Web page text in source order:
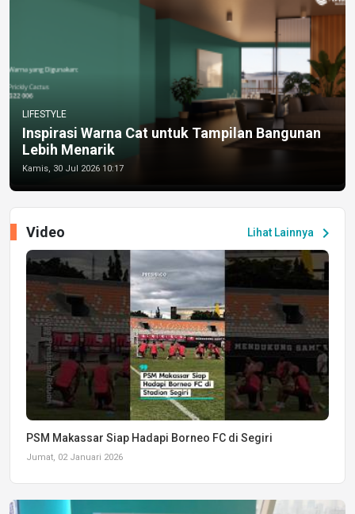
LIFESTYLE
Inspirasi Warna Cat untuk Tampilan Bangunan
Lebih Menarik
Kamis, 30 Jul 2026 10:17
Lihat Lainnya chevron_right
Video
PSM Makassar Siap Hadapi Borneo FC di Segiri
Jumat, 02 Januari 2026